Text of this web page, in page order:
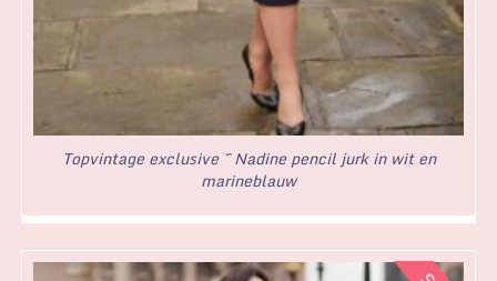
Topvintage exclusive ~ Nadine pencil jurk in wit en
marineblauw